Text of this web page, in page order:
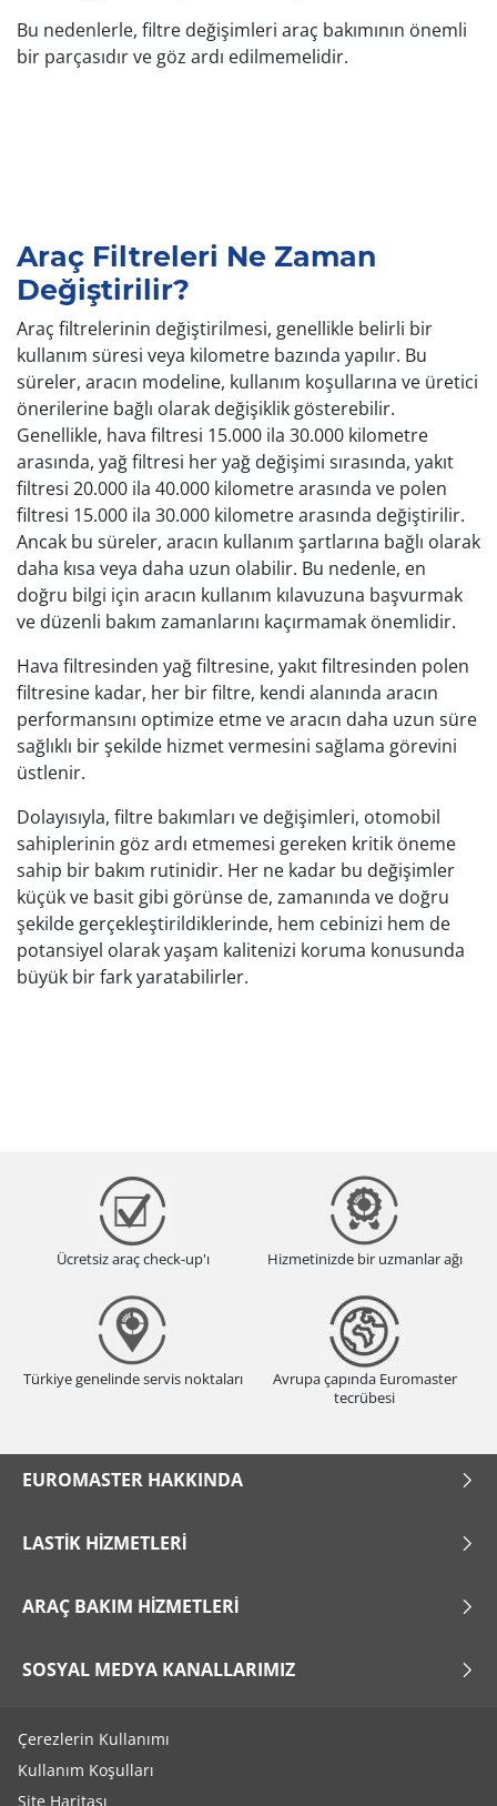
Bu nedenlerle, filtre değişimleri araç bakımının önemli
bir parçasıdır ve göz ardı edilmemelidir.
Araç Filtreleri Ne Zaman
Değiştirilir?
Araç filtrelerinin değiştirilmesi, genellikle belirli bir
kullanım süresi veya kilometre bazında yapılır. Bu
süreler, aracın modeline, kullanım koşullarına ve üretici
önerilerine bağlı olarak değişiklik gösterebilir.
Genellikle, hava filtresi 15.000 ila 30.000 kilometre
arasında, yağ filtresi her yağ değişimi sırasında, yakıt
filtresi 20.000 ila 40.000 kilometre arasında ve polen
filtresi 15.000 ila 30.000 kilometre arasında değiştirilir.
Ancak bu süreler, aracın kullanım şartlarına bağlı olarak
daha kısa veya daha uzun olabilir. Bu nedenle, en
doğru bilgi için aracın kullanım kılavuzuna başvurmak
ve düzenli bakım zamanlarını kaçırmamak önemlidir.
Hava filtresinden yağ filtresine, yakıt filtresinden polen
filtresine kadar, her bir filtre, kendi alanında aracın
performansını optimize etme ve aracın daha uzun süre
sağlıklı bir şekilde hizmet vermesini sağlama görevini
üstlenir.
Dolayısıyla, filtre bakımları ve değişimleri, otomobil
sahiplerinin göz ardı etmemesi gereken kritik öneme
sahip bir bakım rutinidir. Her ne kadar bu değişimler
küçük ve basit gibi görünse de, zamanında ve doğru
şekilde gerçekleştirildiklerinde, hem cebinizi hem de
potansiyel olarak yaşam kalitenizi koruma konusunda
büyük bir fark yaratabilirler.
Ücretsiz araç check-up'ı Hizmetinizde bir uzmanlar ağı
Türkiye genelinde servis noktaları
Avrupa çapında Euromaster
tecrübesi
EUROMASTER HAKKINDA
LASTIK HIZMETLERI
ARAÇ BAKIM HIZMETLERI
SOSYAL MEDYA KANALLARIMIZ
Çerezlerin Kullanımı
Kullanım Koşulları
Site Haritası